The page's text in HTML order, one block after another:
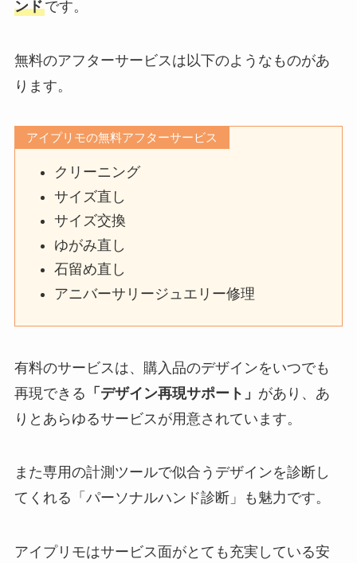
ンドです。
無料のアフターサービスは以下のようなものがあ
ります。
アイプリモの無料アフターサービス
クリーニング
サイズ直し
サイズ交換
ゆがみ直し
石留め直し
アニバーサリージュエリー修理
有料のサービスは、購入品のデザインをいつでも
再現できる 「デザイン再現サポート」 があり、あ
りとあらゆるサービスが用意されています。
また専用の計測ツールで似合うデザインを診断し
てくれる「パーソナルハンド診断」も魅力です。
アイプリモはサービス面がとても充実している安